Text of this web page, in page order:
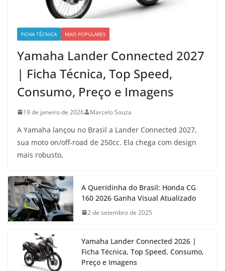
FICHA TÉCNICA MAIS POPULARES
Yamaha Lander Connected 2027
| Ficha Técnica, Top Speed,
Consumo, Preço e Imagens
19 de janeiro de 2026 Marcelo Souza
A Yamaha lançou no Brasil a Lander Connected 2027,
sua moto on/off-road de 250cc. Ela chega com design
mais robusto,
A Queridinha do Brasil: Honda CG
160 2026 Ganha Visual Atualizado
2 de setembro de 2025
Yamaha Lander Connected 2026 |
Ficha Técnica, Top Speed, Consumo,
Preço e Imagens